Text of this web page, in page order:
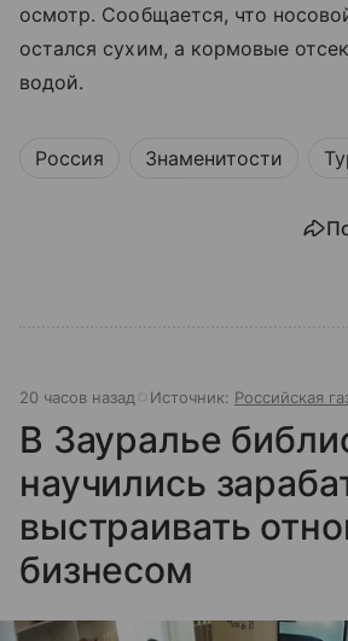
осмотр. Сообщается, что
остался сухим, а кормовые
водой.
Россия Знаменитости
20 часов назад Источник: Российская
В Зауралье
научились
выстраивать
бизнесом